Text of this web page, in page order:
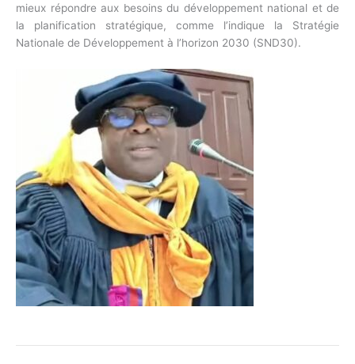
mieux répondre aux besoins du développement national et de
la planification stratégique, comme l’indique la Stratégie
Nationale de Développement à l’horizon 2030 (SND30).